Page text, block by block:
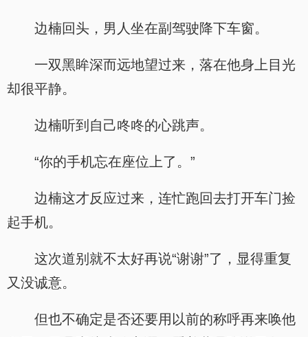
边楠回头，男人坐在副驾驶降下车窗。
一双黑眸深而远地望过来，落在他身上目光
却很平静。
边楠听到自己咚咚的心跳声。
“你的手机忘在座位上了。”
边楠这才反应过来，连忙跑回去打开车门捡
起手机。
这次道别就不太好再说“谢谢”了，显得重复
又没诚意。
但也不确定是否还要用以前的称呼再来唤他